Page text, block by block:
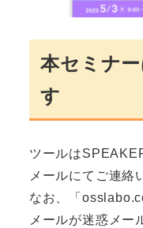
本セミナ
す
ツールは
メールにてご連絡
なお、「
メールが迷惑メー